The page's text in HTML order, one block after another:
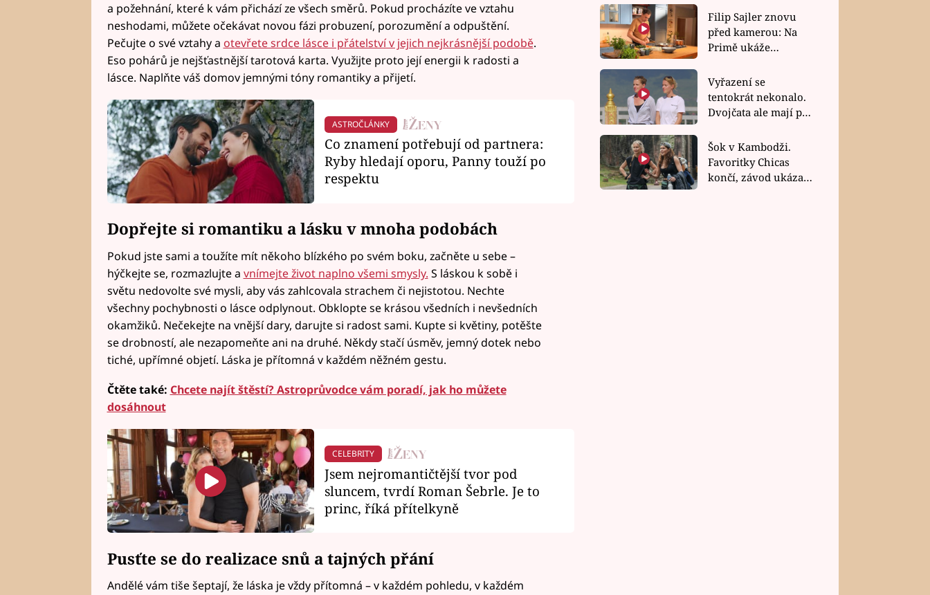
a požehnání, které k vám přichází ze všech směrů. Pokud procházíte ve vztahu
neshodami, můžete očekávat novou fázi probuzení, porozumění a odpuštění.
Pečujte o své vztahy a otevřete srdce lásce i přátelství v jejich nejkrásnější podobě.
Eso pohárů je nejšťastnější tarotová karta. Využijte proto její energii k radosti a
lásce. Naplňte váš domov jemnými tóny romantiky a přijetí.
ASTROČLÁNKY
Co znamení potřebují od partnera:
Ryby hledají oporu, Panny touží po
respektu
Dopřejte si romantiku a lásku v mnoha podobách
Pokud jste sami a toužíte mít někoho blízkého po svém boku, začněte u sebe –
hýčkejte se, rozmazlujte a vnímejte život naplno všemi smysly. S láskou k sobě i
světu nedovolte své mysli, aby vás zahlcovala strachem či nejistotou. Nechte
všechny pochybnosti o lásce odplynout. Obklopte se krásou všedních i nevšedních
okamžiků. Nečekejte na vnější dary, darujte si radost sami. Kupte si květiny, potěšte
se drobností, ale nezapomeňte ani na druhé. Někdy stačí úsměv, jemný dotek nebo
tiché, upřímné objetí. Láska je přítomná v každém něžném gestu.
Čtěte také: Chcete najít štěstí? Astroprůvodce vám poradí, jak ho můžete
dosáhnout
CELEBRITY
Jsem nejromantičtější tvor pod
sluncem, tvrdí Roman Šebrle. Je to
princ, říká přítelkyně
Pusťte se do realizace snů a tajných přání
Andělé vám tiše šeptají, že láska je vždy přítomná – v každém pohledu, v každém
Filip Sajler znovu
před kamerou: Na
Primě ukáže
rychlé recepty
Vyřazení se
tentokrát nekonalo.
Dvojčata ale mají po
závodu nůž na krku
Šok v Kambodži.
Favoritky Chicas
končí, závod ukázal